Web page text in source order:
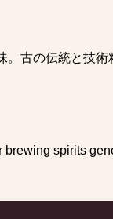
古の伝統と技
spirits